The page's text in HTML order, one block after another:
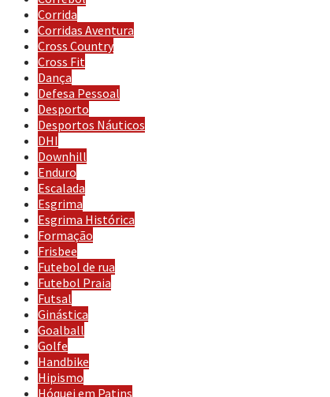
Corrida
Corridas Aventura
Cross Country
Cross Fit
Dança
Defesa Pessoal
Desporto
Desportos Náuticos
DHI
Downhill
Enduro
Escalada
Esgrima
Esgrima Histórica
Formação
Frisbee
Futebol de rua
Futebol Praia
Futsal
Ginástica
Goalball
Golfe
Handbike
Hipismo
Hóquei em Patins